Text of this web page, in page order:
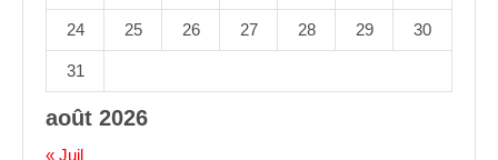
août 2026
24 25 26 27 28 29 30
31
« Juil